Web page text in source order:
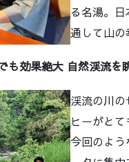
る名湯。
通して山の
も効果絶大 自然渓流を
渓流の川
ヒーがとて
今回のよ